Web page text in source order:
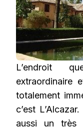
L’endroit
extraordinaire
totalement
c’est
aussi un très